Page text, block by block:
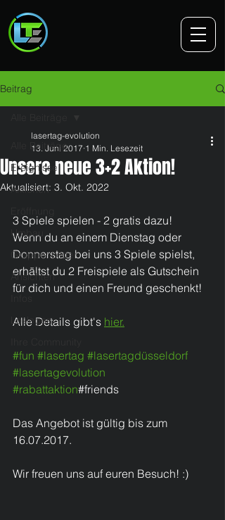
Beitrag
Alle Beiträge
Ereignisse
Aktionen
Umbau
Gruppenbilder
Ansichten
Loslegen
Unsere neue 3+2 Aktion!
lasertag-evolution
13. Juni 2017 1 Min. Lesezeit
Aktualisiert: 3. Okt. 2022
3 Spiele spielen - 2 gratis dazu!
Wenn du an einem Dienstag oder
Donnerstag bei uns 3 Spiele spielst,
erhältst du 2 Freispiele als Gutschein
für dich und einen Freund geschenkt!
Alle Details gibt's hier.
#fun #lasertag #lasertagdüsseldorf
#lasertagevolution
#rabattaktion#friends
Das Angebot ist gültig bis zum
16.07.2017.
Wir freuen uns auf euren Besuch! :)